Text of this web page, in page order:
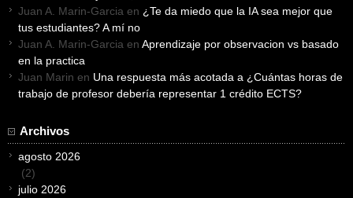
Juan A. Marin-Garcia en ¿Te da miedo que la IA sea mejor que
tus estudiantes? A mí no
Juan A. Marin-Garcia en Aprendizaje por observacion vs basado
en la practica
Juan Marin en Una respuesta más acotada a ¿Cuántas horas de
trabajo de profesor debería representar 1 crédito ECTS?
Archivos
agosto 2026
(2)
julio 2026